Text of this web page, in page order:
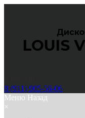
8 (911) 905-56-06
Меню Назад
×